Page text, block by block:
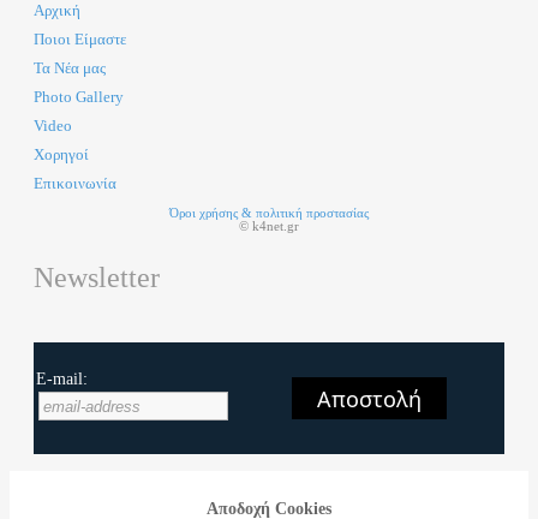
Αρχική
Ποιοι Είμαστε
Τα Νέα μας
Photo Gallery
Video
Χορηγοί
Επικοινωνία
Όροι χρήσης & πολιτική προστασίας
© k4net.gr
Newsletter
E-mail:
Αποστολή
Aποδοχή Cookies